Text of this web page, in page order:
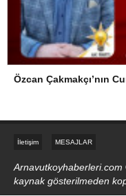
Özcan Çakmakçı’nın
İletişim MESAJLAR
Arnavutkoyhaberleri.com
kaynak gösterilmeden